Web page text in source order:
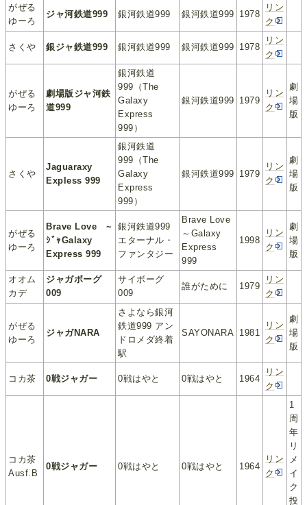
がぜる
ゆーろ
ジャ河鉄道999 銀河鉄道999 銀河鉄道999 1978
リン
ク
さくや 銀ジャ鉄道999 銀河鉄道999 銀河鉄道999 1978
リン
ク
がぜる
ゆーろ
劇場版ジャ河鉄
道999
銀河鉄道
999（The
Galaxy
Express
999）
銀河鉄道999 1979
リン
ク
劇
場
版
さくや
Jaguaraxy
Expless 999
銀河鉄道
999（The
Galaxy
Express
999）
銀河鉄道999 1979
リン
ク
劇
場
版
がぜる
ゆーろ
Brave Love ~
ｼﾞｬGalaxy
Express 999
銀河鉄道999
エターナル・
ファンタジー
Brave Love
～Galaxy
Express
999
1998
リン
ク
劇
場
版
オオム
カデ
ジャガボーグ
009
サイボーグ
009
誰がために 1979
リン
ク
がぜる
ゆーろ
ジャガNARA
さよなら銀河
鉄道999 アン
ドロメダ終着
駅
SAYONARA 1981
リン
ク
劇
場
版
コカ茶 0戦ジャガー 0戦はやと 0戦はやと 1964
リン
ク
コカ茶
Ausf.B
0戦ジャガー 0戦はやと 0戦はやと 1964
リン
ク
1
周
年
リ
メ
イ
ク
投